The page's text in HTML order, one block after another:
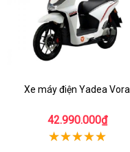
Xe máy điện Yadea Vora
42.990.000₫